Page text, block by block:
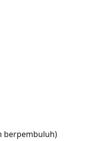
berpembuluh)